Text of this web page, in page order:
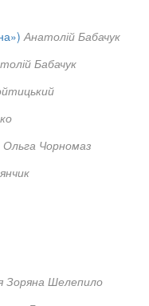
Анатолій Бабачук
Бабачук
Ольга Чорномаз
Зоряна Шелепило